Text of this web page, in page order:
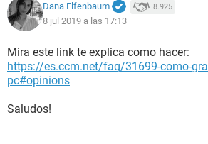
Dana Elfenbaum 8.925
8 jul 2019 a las 17:13
Mira este link te explica como hacer:
https://es.ccm.net/faq/31699-como-
pc#opinions
Saludos!